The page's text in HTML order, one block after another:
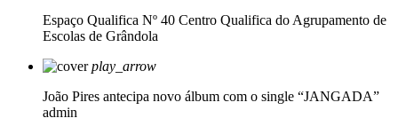
Espaço Qualifica Nº 40 Centro Qualifica do Agrupamento de
Escolas de Grândola
play_arrow
João Pires antecipa novo álbum com o single “JANGADA”
admin